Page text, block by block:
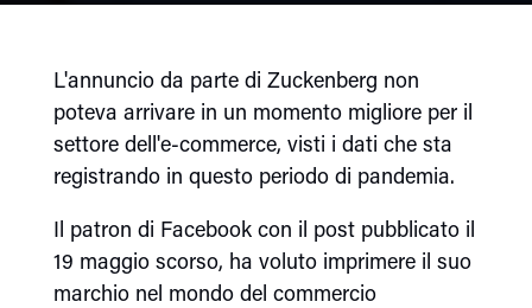
L'annuncio da parte di Zuckenberg non
poteva arrivare in un momento migliore per il
settore dell'e-commerce, visti i dati che sta
registrando in questo periodo di pandemia.
Il patron di Facebook con il post pubblicato il
19 maggio scorso, ha voluto imprimere il suo
marchio nel mondo del commercio